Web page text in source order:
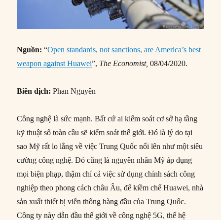
Nguồn:“Open standards, not sanctions, are America’s best
weapon against Huawei”, The Economist,08/04/2020.
Biên dịch:Phan Nguyên
Công nghệ là sức mạnh. Bất cứ ai kiểm soát cơ sở hạ tầng
kỹ thuật số toàn cầu sẽ kiểm soát thế giới. Đó là lý do tại
sao Mỹ rất lo lắng về việc Trung Quốc nổi lên như một siêu
cường công nghệ. Đó cũng là nguyên nhân Mỹ áp dụng
mọi biện phạp, thậm chí cả việc sử dụng chính sách công
nghiệp theo phong cách châu Âu, để kiềm chế Huawei, nhà
sản xuất thiết bị viễn thông hàng đầu của Trung Quốc.
Công ty này dẫn đầu thế giới về công nghệ 5G, thế hệ